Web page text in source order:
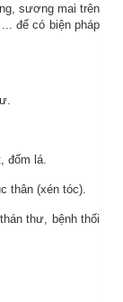
sương mai trên
để có biện pháp
đốm lá.
thân (xén tóc).
thư, bệnh thối